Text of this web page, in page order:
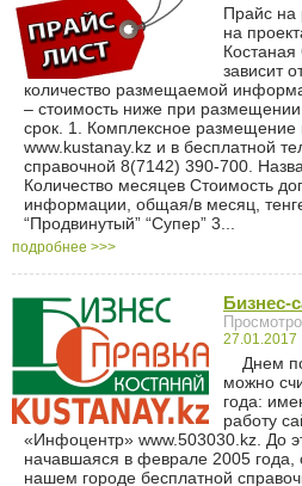
Прайс
на
зависит
количество размещаемой
– стоимость ниже при
срок. 1. Комплексное размещение
www.kustanay.kz и в бесплатной
справочной 8(7142) 390-700.
Количество месяцев Стоимость
информации, общая/в месяц,
“Продвинутый” “Супер” 3...
подробнее >>>
Бизнес-
27.01.2017
Днем
можно
года:
работу
«Инфоцентр» www.503030.kz. До
начавшаяся в феврале 2005 года,
нашем городе бесплатной